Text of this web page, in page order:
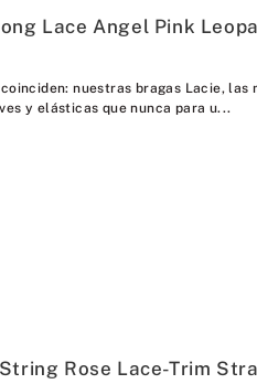
Lace Angel Pink
nuestras bragas Lacie, las
y elásticas que nunca para u...
Rose Lace-Trim